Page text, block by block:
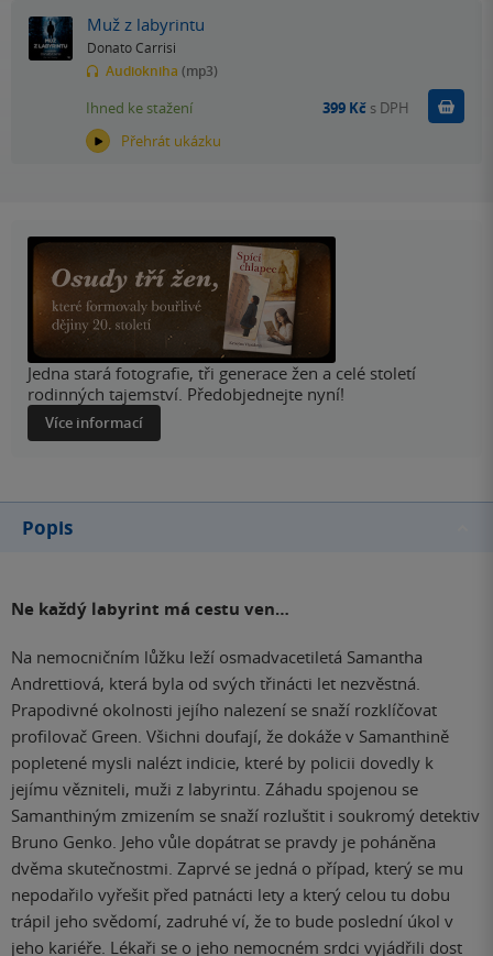
Muž z labyrintu
Donato Carrisi
Audiokniha (mp3)
Přehrát ukázku
Ihned ke stažení 399 Kč s DPH Koupit
Jedna stará fotografie, tři generace žen a celé století
rodinných tajemství. Předobjednejte nyní!
Více informací
Popis
Ne každý labyrint má cestu ven…
Na nemocničním lůžku leží osmadvacetiletá Samantha
Andrettiová, která byla od svých třinácti let nezvěstná.
Prapodivné okolnosti jejího nalezení se snaží rozklíčovat
profilovač Green. Všichni doufají, že dokáže v Samanthině
popletené mysli nalézt indicie, které by policii dovedly k
jejímu vězniteli, muži z labyrintu. Záhadu spojenou se
Samanthiným zmizením se snaží rozluštit i soukromý detektiv
Bruno Genko. Jeho vůle dopátrat se pravdy je poháněna
dvěma skutečnostmi. Zaprvé se jedná o případ, který se mu
nepodařilo vyřešit před patnácti lety a který celou tu dobu
trápil jeho svědomí, zadruhé ví, že to bude poslední úkol v
jeho kariéře. Lékaři se o jeho nemocném srdci vyjádřili dost